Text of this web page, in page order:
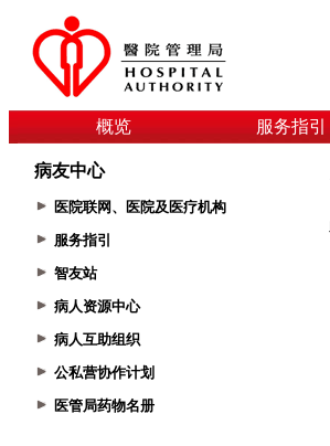
概览 服务指引
病友中心
医院联网、医院及医疗机构
服务指引
智友站
病人资源中心
病人互助组织
公私营协作计划
医管局药物名册